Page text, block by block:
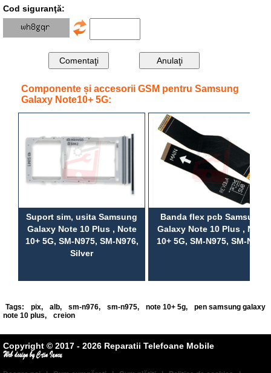
Cod siguranţă:
Componente și accesorii GSM pentru Samsung
Galaxy Note10+ 5G:
Suport sim, usita Samsung
Galaxy Note 10 Plus , Note
10+ 5G, SM-N975, SM-N976,
Silver
Banda flex pcb Samsung
Galaxy Note 10 Plus , Note
10+ 5G, SM-N975, SM-N976
Tags: pix, alb, sm-n976, sm-n975, note 10+ 5g,
pen samsung galaxy
note 10 plus, creion
Copyright © 2017 - 2026 Reparatii Telefoane Mobile